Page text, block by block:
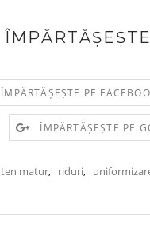
ÎMPĂRTĂȘEȘTE PE
ÎMPĂRTĂȘEȘTE PE
ten matur, riduri,